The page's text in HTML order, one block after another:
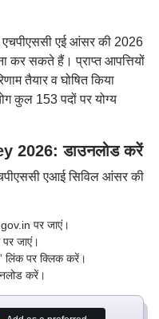
एचपीएससी एई आंसर की 2026
कर सकते हैं। प्राप्त आपत्तियों
तैयार व घोषित किया
कुल 153 पदों पर योग्य
2026: डाउनलोड करें
एआई सिविल आंसर की
पर जाएं।
पर जाएं।
लिंक पर क्लिक करें।
करें।